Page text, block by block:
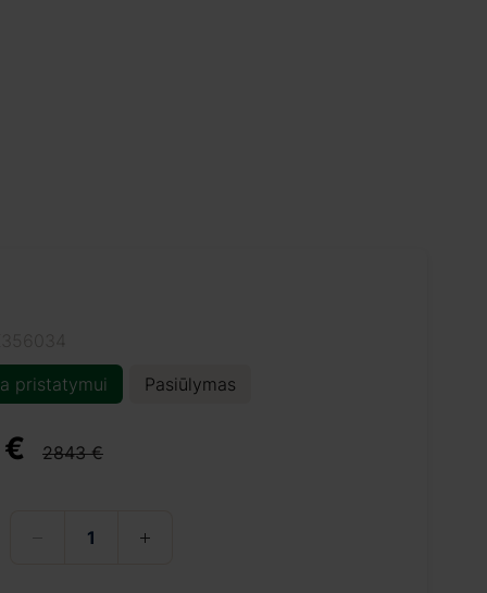
pristatymui
Pasiūlymas
2843 €